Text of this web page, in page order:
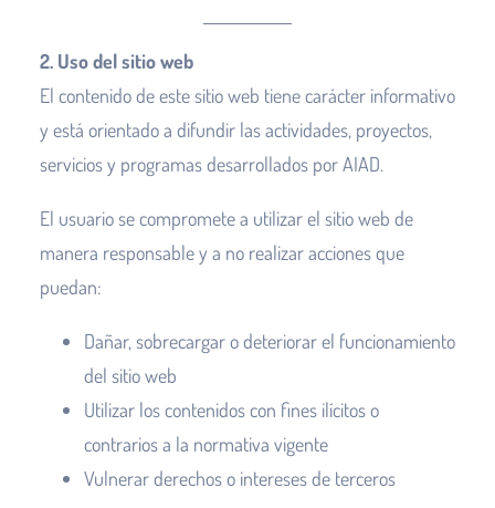
2. Uso del sitio web
El contenido de este sitio web tiene carácter informativo
y está orientado a difundir las actividades, proyectos,
servicios y programas desarrollados por AIAD.
El usuario se compromete a utilizar el sitio web de
manera responsable y a no realizar acciones que
puedan:
Dañar, sobrecargar o deteriorar el funcionamiento
del sitio web
Utilizar los contenidos con fines ilícitos o
contrarios a la normativa vigente
Vulnerar derechos o intereses de terceros